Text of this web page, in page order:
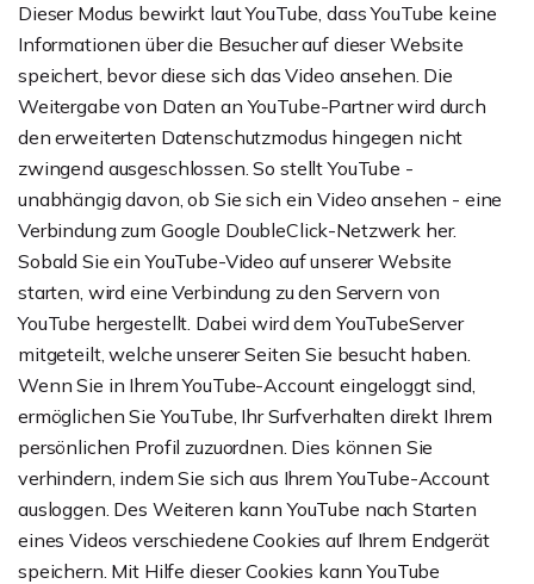
Dieser Modus bewirkt laut YouTube, dass YouTube keine
Informationen über die Besucher auf dieser Website
speichert, bevor diese sich das Video ansehen. Die
Weitergabe von Daten an YouTube-Partner wird durch
den erweiterten Datenschutzmodus hingegen nicht
zwingend ausgeschlossen. So stellt YouTube -
unabhängig davon, ob Sie sich ein Video ansehen - eine
Verbindung zum Google DoubleClick-Netzwerk her.
Sobald Sie ein YouTube-Video auf unserer Website
starten, wird eine Verbindung zu den Servern von
YouTube hergestellt. Dabei wird dem YouTubeServer
mitgeteilt, welche unserer Seiten Sie besucht haben.
Wenn Sie in Ihrem YouTube-Account eingeloggt sind,
ermöglichen Sie YouTube, Ihr Surfverhalten direkt Ihrem
persönlichen Profil zuzuordnen. Dies können Sie
verhindern, indem Sie sich aus Ihrem YouTube-Account
ausloggen. Des Weiteren kann YouTube nach Starten
eines Videos verschiedene Cookies auf Ihrem Endgerät
speichern. Mit Hilfe dieser Cookies kann YouTube